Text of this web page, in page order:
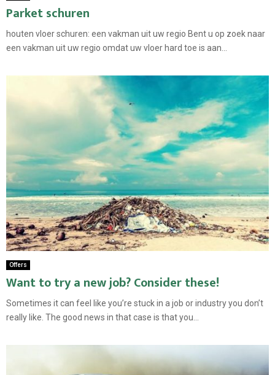
Parket schuren
houten vloer schuren: een vakman uit uw regio Bent u op zoek naar
een vakman uit uw regio omdat uw vloer hard toe is aan...
Offers
Want to try a new job? Consider these!
Sometimes it can feel like you’re stuck in a job or industry you don’t
really like. The good news in that case is that you...